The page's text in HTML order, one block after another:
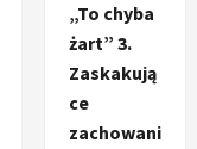
„To chyba
żart” 3.
Zaskakują
ce
zachowani